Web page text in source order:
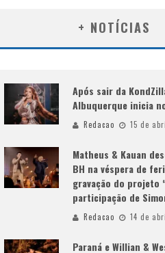
+ NOTÍCIAS
Após sair da
Albuquerque inicia
Redacao 15 de
Matheus & Kauan
BH na véspera de
gravação do projeto
participação de
Redacao 14 de
Paraná e Willian &